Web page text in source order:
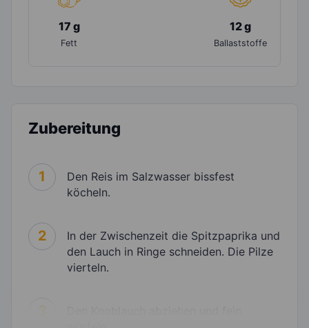
17 g
Fett
12 g
Ballaststoffe
Zubereitung
1
Den Reis im Salzwasser bissfest
köcheln.
2
In der Zwischenzeit die Spitzpaprika und
den Lauch in Ringe schneiden. Die Pilze
vierteln.